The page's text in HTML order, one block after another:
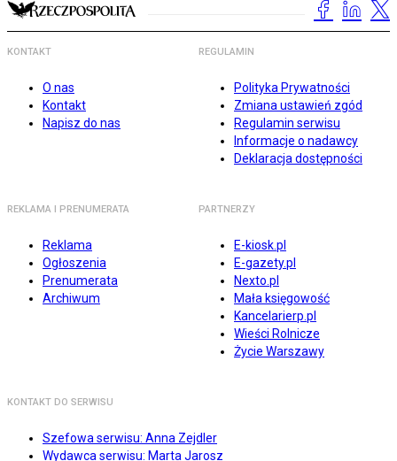
KONTAKT
O nas
Kontakt
Napisz do nas
REGULAMIN
Polityka Prywatności
Zmiana ustawień zgód
Regulamin serwisu
Informacje o nadawcy
Deklaracja dostępności
REKLAMA I PRENUMERATA
Reklama
Ogłoszenia
Prenumerata
Archiwum
PARTNERZY
E-kiosk.pl
E-gazety.pl
Nexto.pl
Mała księgowość
Kancelarierp.pl
Wieści Rolnicze
Życie Warszawy
KONTAKT DO SERWISU
Szefowa serwisu: Anna Zejdler
Wydawca serwisu: Marta Jarosz